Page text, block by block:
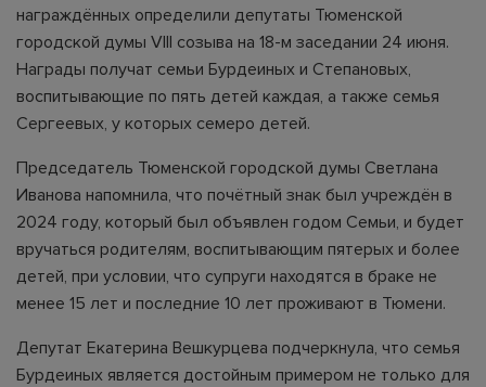
награждённых определили депутаты Тюменской
городской думы VIII созыва на 18-м заседании 24 июня.
Награды получат семьи Бурдеиных и Степановых,
воспитывающие по пять детей каждая, а также семья
Сергеевых, у которых семеро детей.
Председатель Тюменской городской думы Светлана
Иванова напомнила, что почётный знак был учреждён в
2024 году, который был объявлен годом Семьи, и будет
вручаться родителям, воспитывающим пятерых и более
детей, при условии, что супруги находятся в браке не
менее 15 лет и последние 10 лет проживают в Тюмени.
Депутат Екатерина Вешкурцева подчеркнула, что семья
Бурдеиных является достойным примером не только для